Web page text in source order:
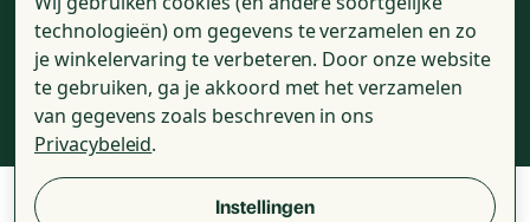
je immuunsysteem en spierfunctie en helpt je lichaam om
calcium beter op te nemen - een essentieel mineraal voor je
gezondheid.
Advies van de gezondheidsraad
Veel mensen, met name ouderen en zij die zelden buiten
mailadres
© 2026 - Golden Naturals - Alle genoemde prijzen zijn incl. BTW
technologieën) om gegevens te verzamelen en zo
je winkelervaring te verbeteren. Door onze website
te gebruiken, ga je akkoord met het verzamelen
van gegevens zoals beschreven in ons
Privacybeleid.
Instellingen